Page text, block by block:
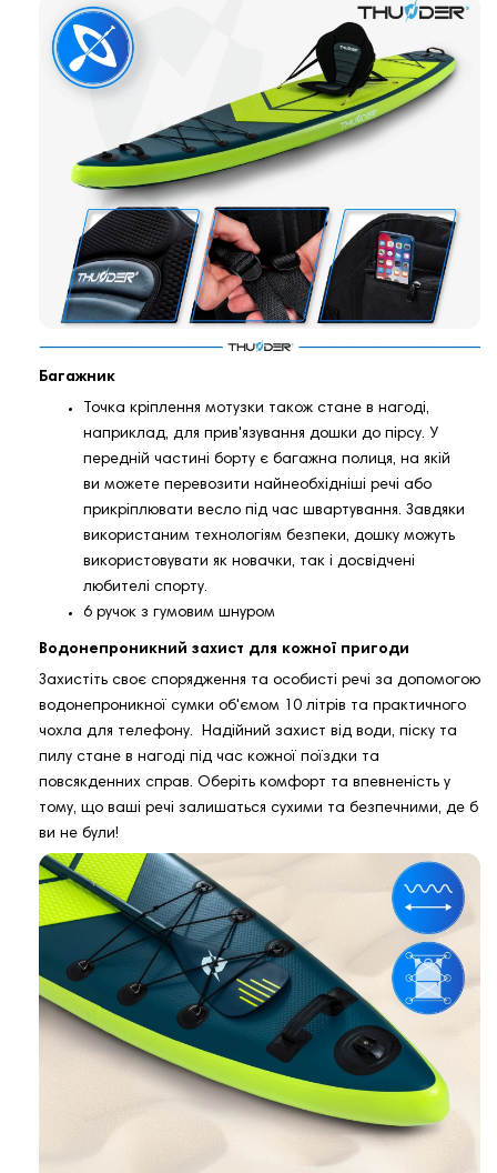
Багажник
Точка кріплення мотузки також стане в нагоді,
наприклад, для прив'язування дошки до пірсу. У
передній частині борту є багажна полиця, на якій
ви можете перевозити найнеобхідніші речі або
прикріплювати весло під час швартування. Завдяки
використаним технологіям безпеки, дошку можуть
використовувати як новачки, так і досвідчені
любителі спорту.
6 ручок з гумовим шнуром
Водонепроникний захист для кожної пригоди
Захистіть своє спорядження та особисті речі за допомогою
водонепроникної сумки об'ємом 10 літрів та практичного
чохла для телефону. Надійний захист від води, піску та
пилу стане в нагоді під час кожної поїздки та
повсякденних справ. Оберіть комфорт та впевненість у
тому, що ваші речі залишаться сухими та безпечними, де б
ви не були!